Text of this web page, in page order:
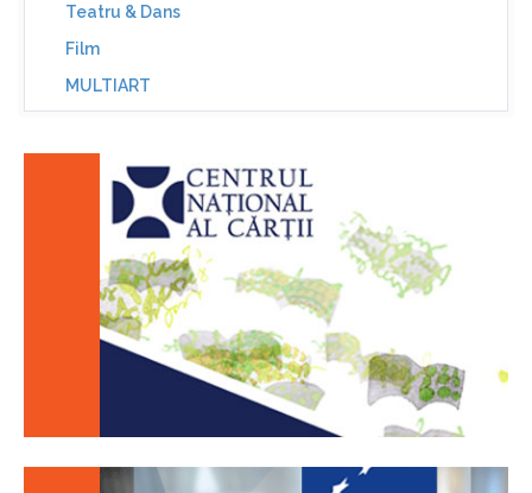
Teatru & Dans
Film
MULTIART